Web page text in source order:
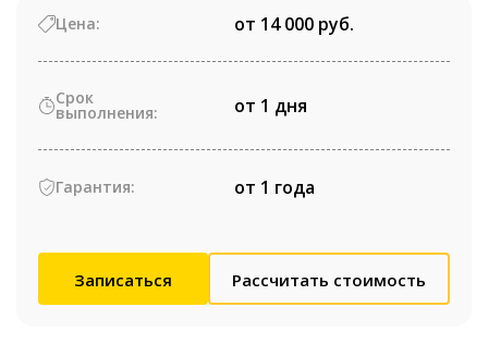
Цена: от 14 000 руб.
Срок
выполнения: от 1 дня
Гарантия: от 1 года
Записаться Рассчитать стоимость